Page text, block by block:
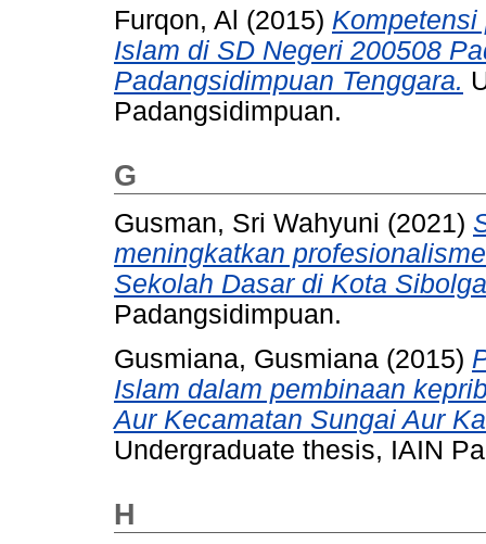
Furqon, Al (2015) Kompetensi
Islam di SD Negeri 200508
Padangsidimpuan Tenggara.
Padangsidimpuan.
G
Gusman, Sri Wahyuni (2021)
meningkatkan
Sekolah Dasar di Kota
Padangsidimpuan.
Gusmiana, Gusmiana (2015)
Islam dalam pembinaan
Aur Kecamatan Sungai Aur
Undergraduate thesis, IAIN
H